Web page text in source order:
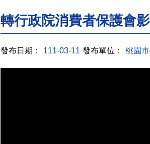
轉行政院消費者保護會
發布日期： 111-03-11 發布單位： 桃園